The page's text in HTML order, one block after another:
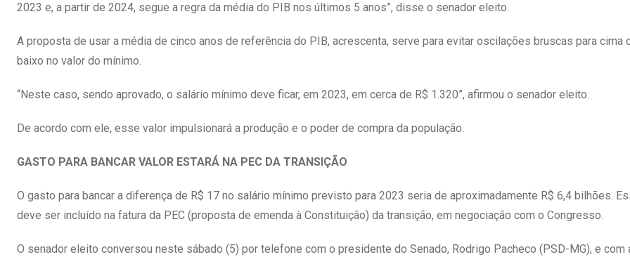
2023 e, a partir de 2024, segue a regra da média do PIB nos últimos 5 anos”, disse o senador eleito.
A proposta de usar a média de cinco anos de referência do PIB, acrescenta, serve para evitar oscilações bruscas para cima
baixo no valor do mínimo.
“Neste caso, sendo aprovado, o salário mínimo deve ficar, em 2023, em cerca de R$ 1.320”, afirmou o senador eleito.
De acordo com ele, esse valor impulsionará a produção e o poder de compra da população.
GASTO PARA BANCAR VALOR ESTARÁ NA PEC DA TRANSIÇÃO
O gasto para bancar a diferença de R$ 17 no salário mínimo previsto para 2023 seria de aproximadamente R$ 6,4 bilhões.
deve ser incluído na fatura da PEC (proposta de emenda à Constituição) da transição, em negociação com o Congresso.
O senador eleito conversou neste sábado (5) por telefone com o presidente do Senado, Rodrigo Pacheco (PSD-MG), e com